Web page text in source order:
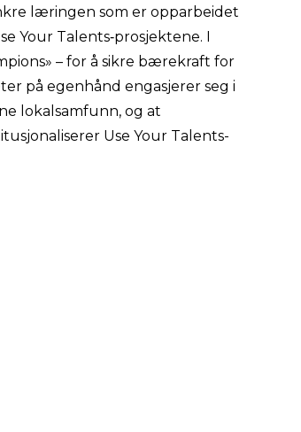
læringen som er opparbeidet
Your Talents‑prosjektene. I
– for å sikre bærekraft for
på egenhånd engasjerer seg i
lokalsamfunn, og at
Use Your Talents-